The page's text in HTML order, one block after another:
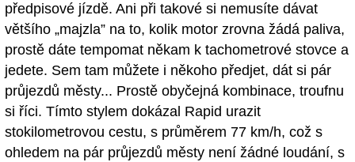
předpisové jízdě. Ani při takové si nemusíte dávat
většího „majzla” na to, kolik motor zrovna žádá paliva,
prostě dáte tempomat někam k tachometrové stovce a
jedete. Sem tam můžete i někoho předjet, dát si pár
průjezdů městy... Prostě obyčejná kombinace, troufnu
si říci. Tímto stylem dokázal Rapid urazit
stokilometrovou cestu, s průměrem 77 km/h, což s
ohledem na pár průjezdů městy není žádné loudání, s